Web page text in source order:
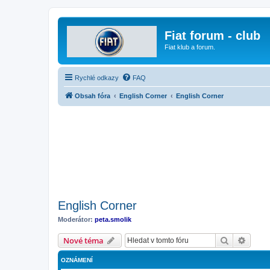
Fiat forum - club
Fiat klub a forum.
Rychlé odkazy FAQ
Obsah fóra English Corner English Corner
English Corner
Moderátor: peta.smolik
Nové téma Hledat
OZNÁMENÍ